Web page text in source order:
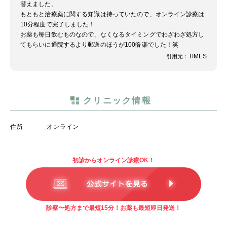
替えました。
もともと治療薬に関する知識は持っていたので、オンライン診療は
10分程度で完了しました！
お薬も毎日飲むものなので、なくなるタイミングでわざわざ処方し
てもらいに通院するより郵送のほうが100倍楽でした！笑
引用元： TIMES
クリニック情報
住所 オンライン
初診からオンライン診療OK！
診察〜処方まで最短15分！お薬も最短即日発送！